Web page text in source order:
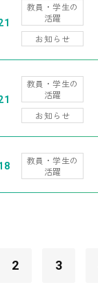
教員・学生の
活躍
お知らせ
教員・学生の
活躍
お知らせ
教員・学生の
活躍
2 3